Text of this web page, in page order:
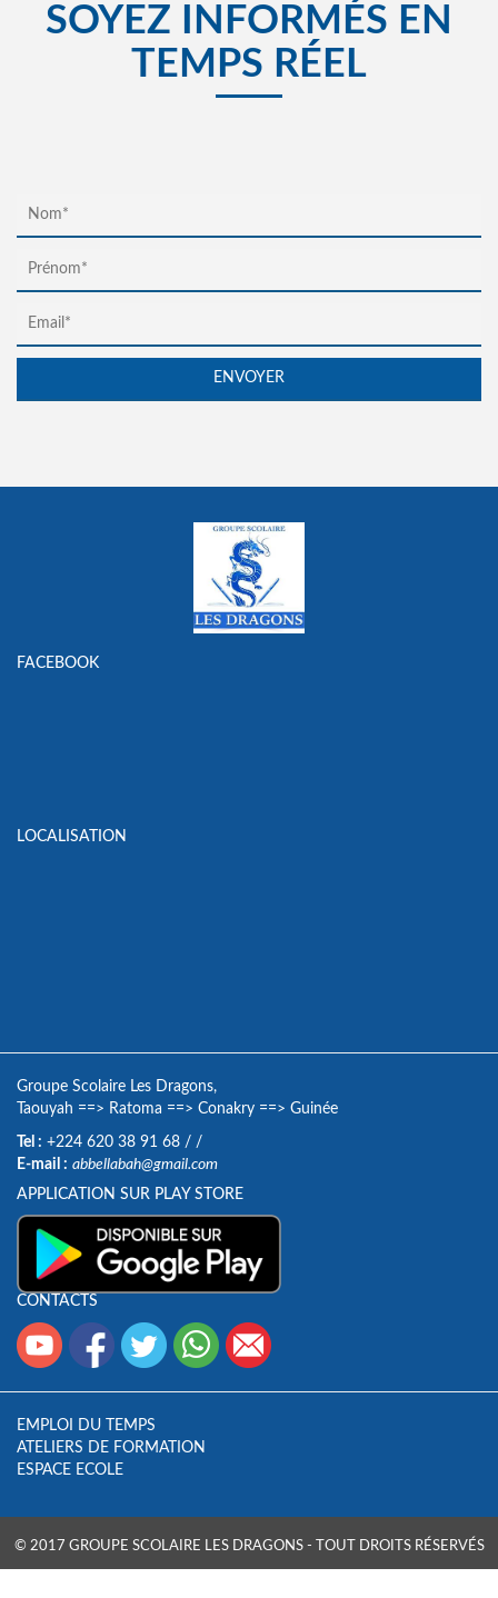
SOYEZ INFORMÉS EN
TEMPS RÉEL
FACEBOOK
LOCALISATION
Groupe Scolaire Les Dragons,
Taouyah ==> Ratoma ==> Conakry ==> Guinée
Tel : +224 620 38 91 68 / /
E-mail : abbellabah@gmail.com
APPLICATION SUR PLAY STORE
CONTACTS
EMPLOI DU TEMPS
ATELIERS DE FORMATION
ESPACE ECOLE
© 2017 GROUPE SCOLAIRE LES DRAGONS - TOUT DROITS RÉSERVÉS